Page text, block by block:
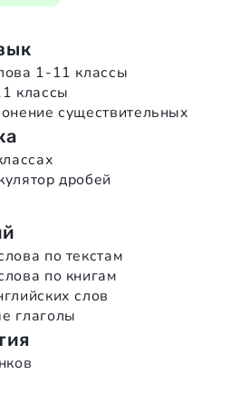
1-11 классы
классы
существительных
дробей
по текстам
по книгам
слов
глаголы